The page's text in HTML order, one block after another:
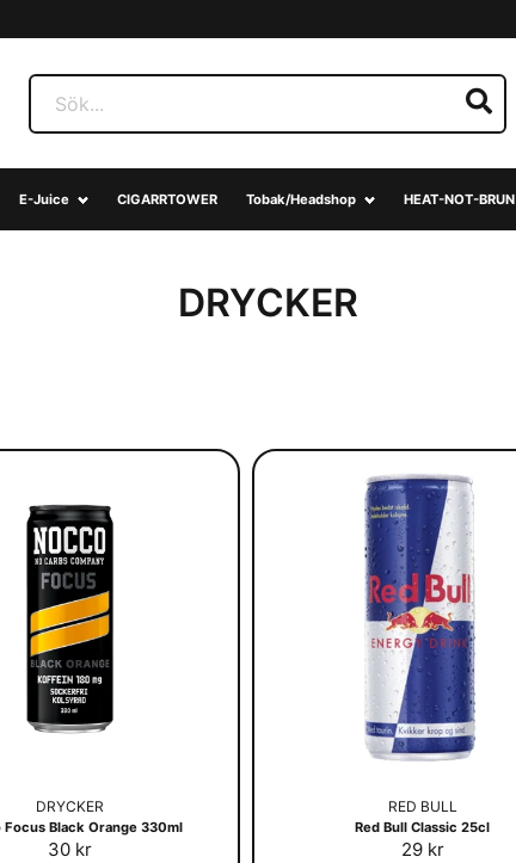
E-Juice CIGARRTOWER Tobak/Headshop HEAT-NOT-BRUN
DRYCKER
DRYCKER
Focus Black Orange 330ml
30 kr
RED BULL
Red Bull Classic 25cl
29 kr